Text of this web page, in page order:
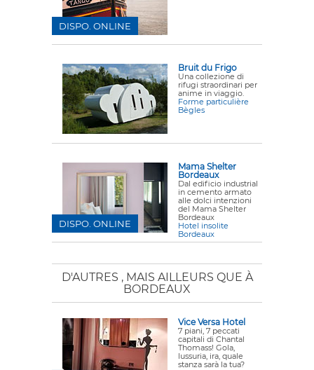
DISPO. ONLINE
Bruit du Frigo
Una collezione di
rifugi straordinari per
anime in viaggio.
Forme particulière
Bègles
Mama Shelter
Bordeaux
Dal edificio industrial
in cemento armato
alle dolci intenzioni
del Mama Shelter
Bordeaux
Hotel insolite
Bordeaux
DISPO. ONLINE
D'AUTRES , MAIS AILLEURS QUE À
BORDEAUX
Vice Versa Hotel
7 piani, 7 peccati
capitali di Chantal
Thomass! Gola,
lussuria, ira, quale
stanza sarà la tua?